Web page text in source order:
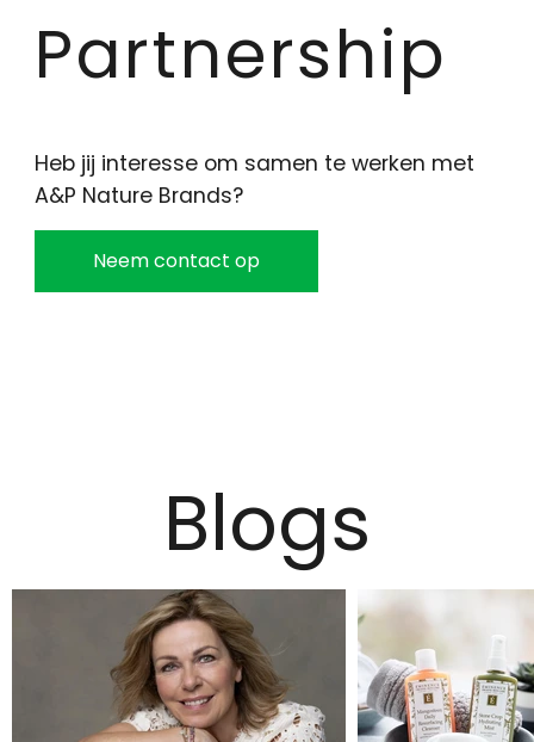
Partnership
Heb jij interesse om samen te werken met
A&P Nature Brands?
Neem contact op
Blogs